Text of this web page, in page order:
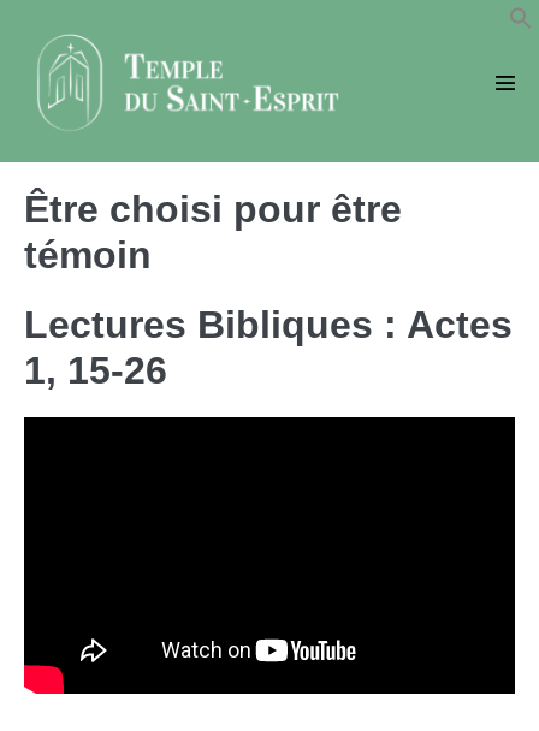
contenu
Être choisi pour être
témoin
Lectures Bibliques : Actes
1, 15-26